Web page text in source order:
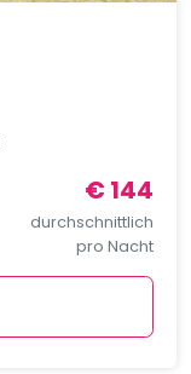
€ 144
durchschnittlich
pro Nacht